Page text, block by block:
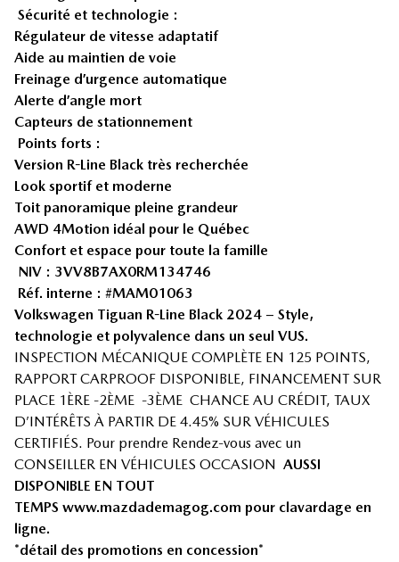
Sécurité et technologie :
Régulateur de vitesse adaptatif
Aide au maintien de voie
Freinage d’urgence automatique
Alerte d’angle mort
Capteurs de stationnement
Points forts :
Version R-Line Black très recherchée
Look sportif et moderne
Toit panoramique pleine grandeur
AWD 4Motion idéal pour le Québec
Confort et espace pour toute la famille
NIV : 3VV8B7AX0RM134746
Réf. interne : #MAM01063
Volkswagen Tiguan R-Line Black 2024 – Style,
technologie et polyvalence dans un seul VUS.
INSPECTION MÉCANIQUE COMPLÈTE EN 125 POINTS,
RAPPORT CARPROOF DISPONIBLE, FINANCEMENT SUR
PLACE 1ÈRE -2ÈME -3ÈME CHANCE AU CRÉDIT, TAUX
D’INTÉRÊTS À PARTIR DE 4.45% SUR VÉHICULES
CERTIFIÉS. Pour prendre Rendez-vous avec un
CONSEILLER EN VÉHICULES OCCASION AUSSI
DISPONIBLE EN TOUT
TEMPS www.mazdademagog.com pour clavardage en
ligne.
*détail des promotions en concession*